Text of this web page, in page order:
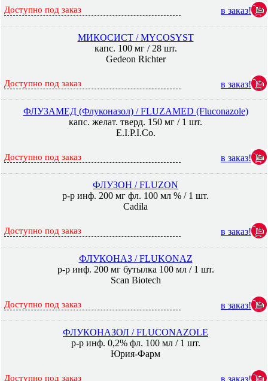
Доступно под заказ в заказ!
МИКОСИСТ / MYCOSYST
капс. 100 мг / 28 шт.
Gedeon Richter
Доступно под заказ в заказ!
ФЛУЗАМЕД (Флуконазол) / FLUZAMED (Fluconazole)
капс. желат. тверд. 150 мг / 1 шт.
E.I.P.I.Co.
Доступно под заказ в заказ!
ФЛУЗОН / FLUZON
р-р инф. 200 мг фл. 100 мл % / 1 шт.
Cadila
Доступно под заказ в заказ!
ФЛУКОНАЗ / FLUKONAZ
р-р инф. 200 мг бутылка 100 мл / 1 шт.
Scan Biotech
Доступно под заказ в заказ!
ФЛУКОНАЗОЛ / FLUCONAZOLE
р-р инф. 0,2% фл. 100 мл / 1 шт.
Юрия-Фарм
Доступно под заказ в заказ!